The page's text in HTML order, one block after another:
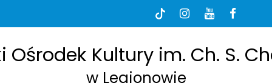
Tik-
Instagram
Youtube
Ośrodek Kultury im. Ch. S.
w Legionowie